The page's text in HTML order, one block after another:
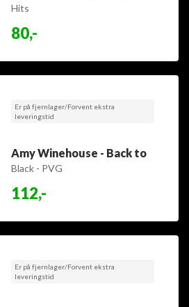
Hits
80,-
Er på fjernlager/Forvent ekstra
leveringstid
Amy Winehouse - Back to
Black - PVG
112,-
Er på fjernlager/Forvent ekstra
leveringstid